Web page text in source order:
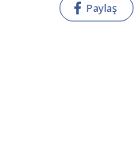
Paylaş